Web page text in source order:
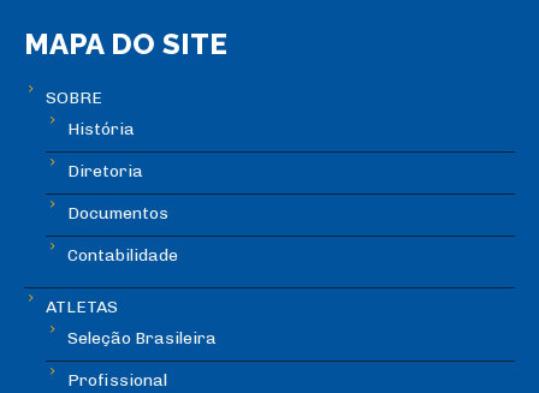
MAPA DO SITE
SOBRE
História
Diretoria
Documentos
Contabilidade
ATLETAS
Seleção Brasileira
Profissional